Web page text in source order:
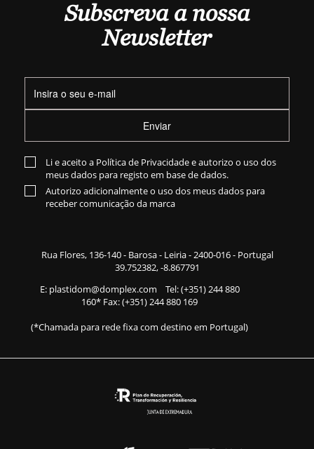
Subscreva a nossa
Newsletter
Enviar
Li e aceito a Política de Privacidadee autorizo o uso dos
meus dados para registo em base de dados.
Autorizo adicionalmente o uso dos meus dados para
receber comunicação da marca
Rua Flores, 136-140- Barosa - Leiria - 2400-016 - Portugal
39.752382, -8.867791
E: plastidom@domplex.com Tel:(+351) 244 880
160* Fax: (+351) 244 880 169
(*Chamada para rede fixa com destino em Portugal)